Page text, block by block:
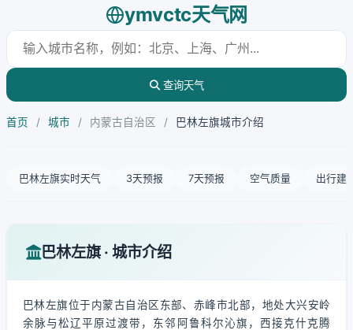
ymvctc天气网
查询天气
首页 / 城市 / 内蒙古自治区 / 巴林左旗城市介绍
巴林左旗实时天气 3天预报 7天预报 空气质量 出行建
巴林左旗 · 城市介绍
巴林左旗位于内蒙古自治区东部、赤峰市北部，地处大兴安岭
余脉与松辽平原过渡带，东邻阿鲁科尔沁旗，西接克什克腾